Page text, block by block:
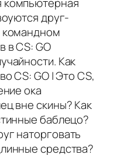
компьютерная
друг-
командном
в CS: GO
Как
CS: GO | Это CS,
ока
вне скины? Как
баблецо?
наторговать
средства?